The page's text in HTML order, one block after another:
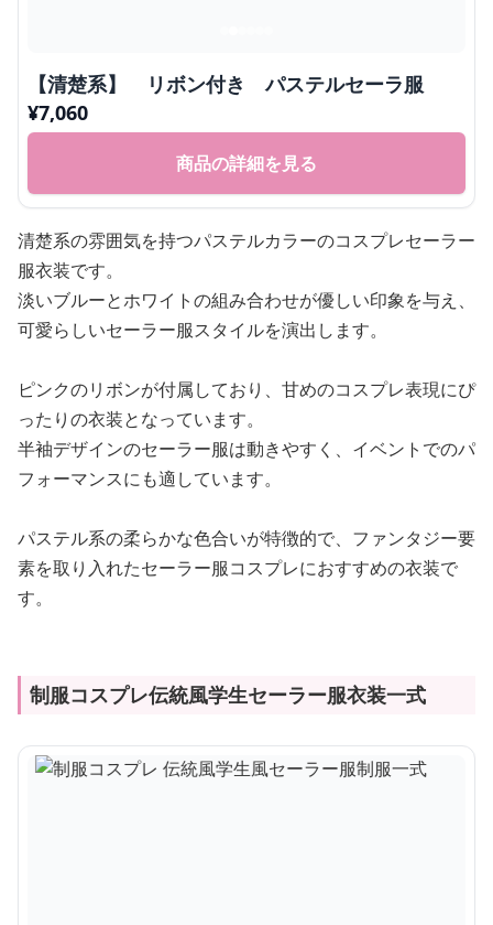
【清楚系】 リボン付き パステルセーラ服
¥7,060
商品の詳細を見る
清楚系の雰囲気を持つパステルカラーのコスプレセーラー
服衣装です。
淡いブルーとホワイトの組み合わせが優しい印象を与え、
可愛らしいセーラー服スタイルを演出します。
ピンクのリボンが付属しており、甘めのコスプレ表現にぴ
ったりの衣装となっています。
半袖デザインのセーラー服は動きやすく、イベントでのパ
フォーマンスにも適しています。
パステル系の柔らかな色合いが特徴的で、ファンタジー要
素を取り入れたセーラー服コスプレにおすすめの衣装で
す。
制服コスプレ伝統風学生セーラー服衣装一式